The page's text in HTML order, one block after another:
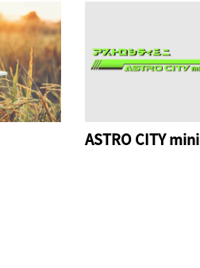
ASTRO CITY mini